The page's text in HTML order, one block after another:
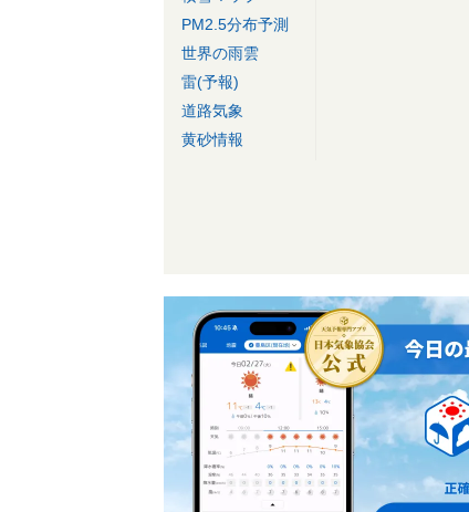
PM2.5分布予測
世界の雨雲
雷(予報)
道路気象
黄砂情報